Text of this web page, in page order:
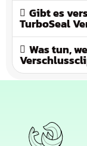
Gibt es
TurboSeal
Was tun,